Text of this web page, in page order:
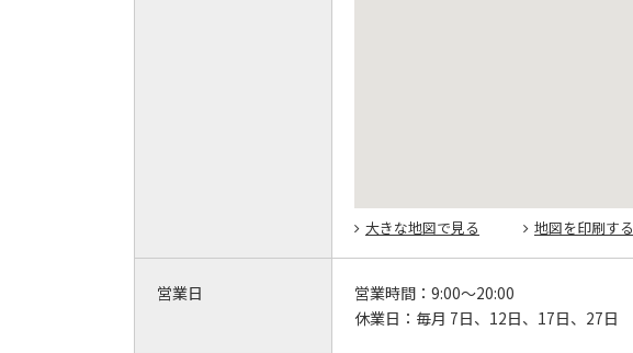
大きな地図で見る 地図を印刷する
営業日 営業時間： 9:00～20:00
休業日： 毎月 7日、12日、17日、27日